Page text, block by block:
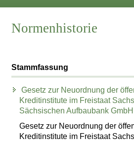
Normenhistorie
Stammfassung
Gesetz zur Neuordnung der
Kreditinstitute im Freistaat
Sächsischen Aufbaubank GmbH
Gesetz zur Neuordnung der
Kreditinstitute im Freistaat